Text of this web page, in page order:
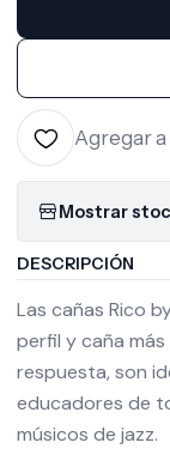
Agregar a
Mostrar
DESCRIPCIÓN
Las cañas Rico
perfil y caña
respuesta, son
educadores de
músicos de jazz.